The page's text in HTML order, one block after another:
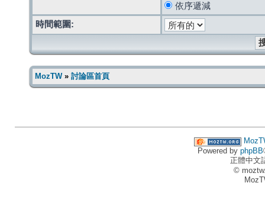
依序遞減
時間範圍:
MozTW» 討論區首頁
Powered by phpBB
正體中文
©